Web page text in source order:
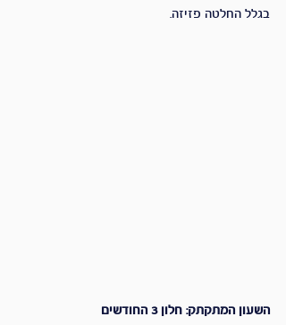
בגלל החלטה פזיזה.
השעון המתקתק: חלון 3 החודשים